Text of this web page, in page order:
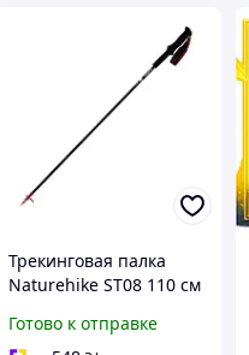
Трекинговая палка
Naturehike ST08 110 см
туризма бордовая
Готово к отправке